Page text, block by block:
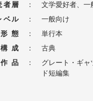
者層
：
文学愛好者、一
ベル
：
一般向け
態
：
単行本
成
：
古典
品
：
グレート・ギ
ド短編集